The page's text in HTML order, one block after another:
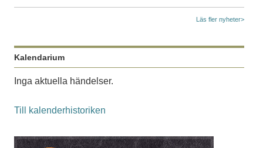
Läs fler nyheter>
Kalendarium
Inga aktuella händelser.
Till kalenderhistoriken